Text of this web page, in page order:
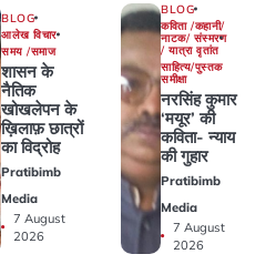
BLOG
आलेख विचार
समय /समाज
शासन के
नैतिक
खोखलेपन के
ख़िलाफ़ छात्रों
का विद्रोह
Pratibimb
Media
7 August
2026
BLOG
कविता /कहानी/
नाटक/ संस्मरण
/ यात्रा वृतांत
साहित्य/पुस्तक
समीक्षा
नरसिंह कुमार
‘मयूर’ की
कविता- न्याय
की गुहार
Pratibimb
Media
7 August
2026